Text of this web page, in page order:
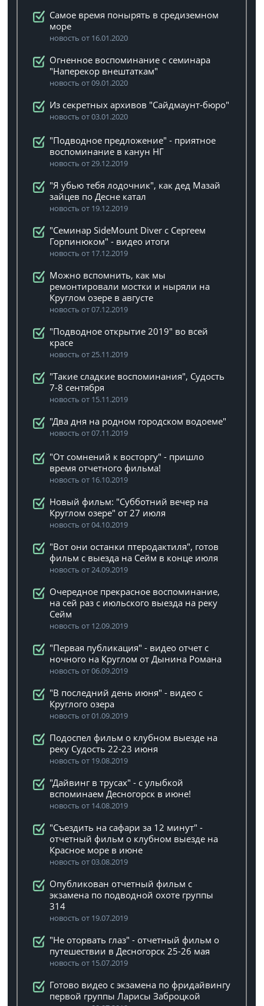
Самое время понырять в средиземном
море
новость от 16.01.2020
Огненное воспоминание с семинара
"Наперекор внештаткам"
новость от 09.01.2020
Из секретных архивов "Сайдмаунт-бюро"
новость от 03.01.2020
"Подводное предложение" - приятное
воспоминание в канун НГ
новость от 29.12.2019
"Я убью тебя лодочник", как дед Мазай
зайцев по Десне катал
новость от 19.12.2019
"Семинар SideMount Diver с Сергеем
Горпинюком" - видео итоги
новость от 17.12.2019
Можно вспомнить, как мы
ремонтировали мостки и ныряли на
Круглом озере в августе
новость от 07.12.2019
"Подводное открытие 2019" во всей
красе
новость от 25.11.2019
"Такие сладкие воспоминания", Судость
7-8 сентября
новость от 15.11.2019
"Два дня на родном городском водоеме"
новость от 07.11.2019
"От сомнений к восторгу" - пришло
время отчетного фильма!
новость от 16.10.2019
Новый фильм: "Субботний вечер на
Круглом озере" от 27 июля
новость от 04.10.2019
"Вот они останки птеродактиля", готов
фильм с выезда на Сейм в конце июля
новость от 24.09.2019
Очередное прекрасное воспоминание,
на сей раз с июльского выезда на реку
Сейм
новость от 12.09.2019
"Первая публикация" - видео отчет с
ночного на Круглом от Дынина Романа
новость от 06.09.2019
"В последний день июня" - видео с
Круглого озера
новость от 01.09.2019
Подоспел фильм о клубном выезде на
реку Судость 22-23 июня
новость от 19.08.2019
"Дайвинг в трусах" - с улыбкой
вспоминаем Десногорск в июне!
новость от 14.08.2019
"Съездить на сафари за 12 минут" -
отчетный фильм о клубном выезде на
Красное море в июне
новость от 03.08.2019
Опубликован отчетный фильм с
экзамена по подводной охоте группы
314
новость от 19.07.2019
"Не оторвать глаз" - отчетный фильм о
путешествии в Десногорск 25-26 мая
новость от 15.07.2019
Готово видео с экзамена по фридайвингу
первой группы Ларисы Заброцкой